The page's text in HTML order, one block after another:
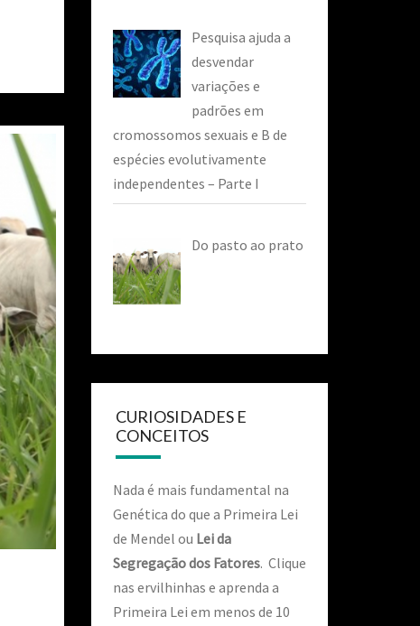
Pesquisa ajuda a
desvendar
variações e
padrões em
cromossomos sexuais e B de
espécies evolutivamente
independentes – Parte I
Do pasto ao prato
CURIOSIDADES E
CONCEITOS
Nada é mais fundamental na
Genética do que a Primeira Lei
de Mendel ou Lei da
Segregação dos Fatores. Clique
nas ervilhinhas e aprenda a
Primeira Lei em menos de 10